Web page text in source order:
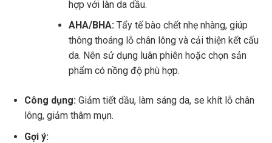
hợp với làn da dầu.
AHA/BHA: Tẩy tế bào chết nhẹ nhàng, giúp
thông thoáng lỗ chân lông và cải thiện kết cấu
da. Nên sử dụng luân phiên hoặc chọn sản
phẩm có nồng độ phù hợp.
Công dụng: Giảm tiết dầu, làm sáng da, se khít lỗ chân
lông, giảm thâm mụn.
Gợi ý: